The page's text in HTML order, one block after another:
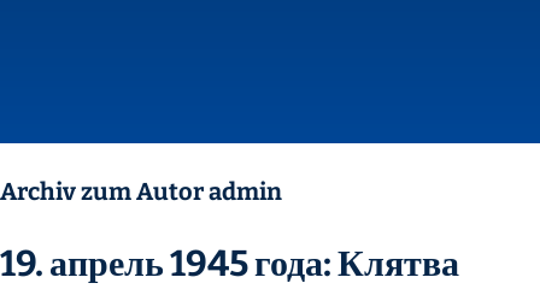
Archiv zum Autor admin
19. апрель 1945 года: Клятва